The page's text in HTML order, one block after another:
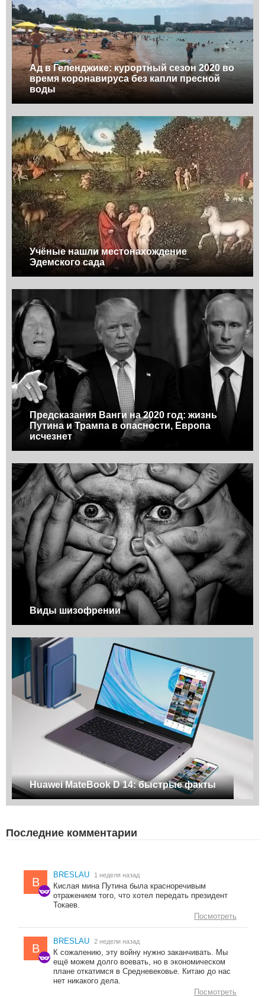
Ад в Геленджике: курортный сезон 2020 во
время коронавируса без капли пресной
воды
Учёные нашли местонахождение
Эдемского сада
Предсказания Ванги на 2020 год: жизнь
Путина и Трампа в опасности, Европа
исчезнет
Виды шизофрении
Huawei MateBook D 14: быстрые факты
Последние комментарии
B
BRESLAU 1 неделя назад
Кислая мина Путина была красноречивым
отражением того, что хотел передать президент
Токаев.
Посмотреть
B
BRESLAU 2 недели назад
К сожалению, эту войну нужно заканчивать. Мы
ещё можем долго воевать, но в экономическом
плане откатимся в Средневековье. Китаю до нас
нет никакого дела.
Посмотреть